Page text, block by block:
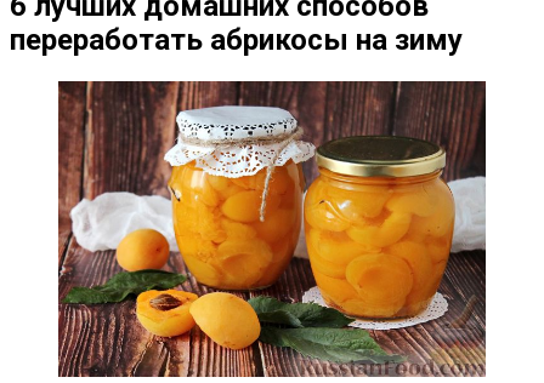
переработать абрикосы на зиму